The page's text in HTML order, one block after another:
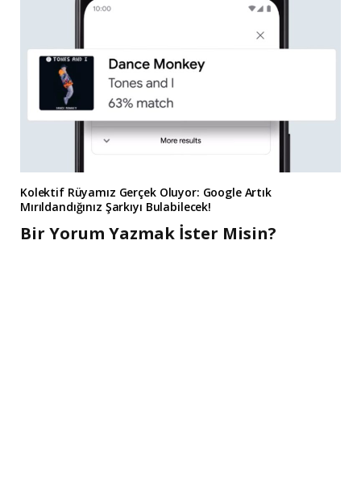
Kolektif Rüyamız Gerçek Oluyor: Google Artık
Mırıldandığınız Şarkıyı Bulabilecek!
Bir Yorum Yazmak İster Misin?